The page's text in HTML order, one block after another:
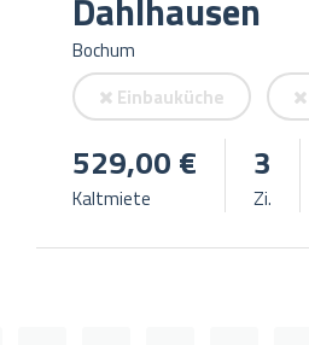
Dahlhausen
Bochum
Einbauküche
529,00 €
Kaltmiete
3
Zi.